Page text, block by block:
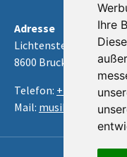
Ihre
Adresse
Lichtensteinstraße 6
8600 Bruck an der Mur
Telefon: +43 3862-
Mail: